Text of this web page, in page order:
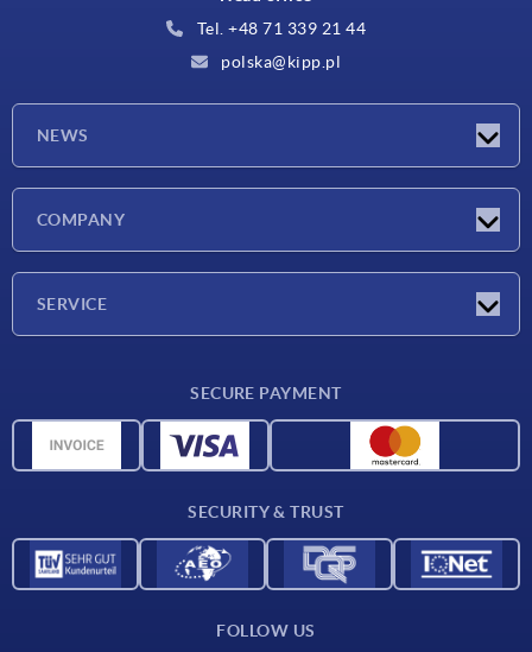
Tel. +48 71 339 21 44
polska@kipp.pl
NEWS
COMPANY
SERVICE
CAD data
SECURE PAYMENT
SECURITY & TRUST
FOLLOW US